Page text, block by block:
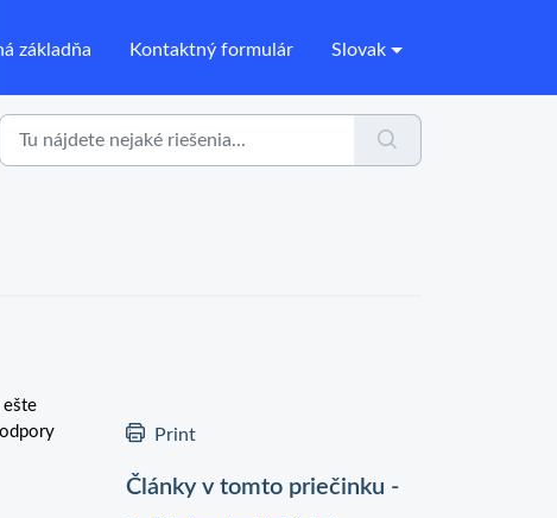
základňa Kontaktný formulár Slovak
ešte
Print
Články v tomto priečinku -